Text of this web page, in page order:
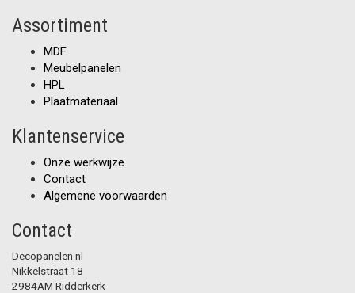
Assortiment
MDF
Meubelpanelen
HPL
Plaatmateriaal
Klantenservice
Onze werkwijze
Contact
Algemene voorwaarden
Contact
Decopanelen.nl
Nikkelstraat 18
2984AM Ridderkerk